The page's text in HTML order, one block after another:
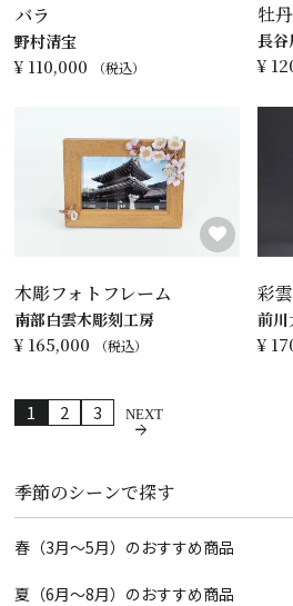
バラ
¥ 110,000 税込
野村清宝
牡丹
¥
長谷
木彫フォトフレーム
¥ 165,000 税込
南部白雲木彫刻工房
彩雲
¥
前川
1 2 3
季節のシーンで探す
春（3月～5月）のおすすめ商品
夏（6月～8月）のおすすめ商品